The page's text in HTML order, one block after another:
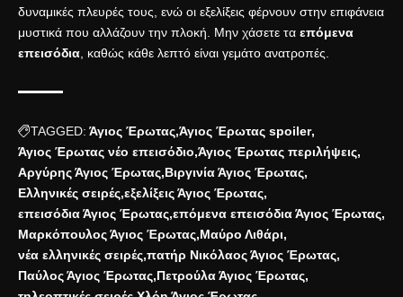
δυναμικές πλευρές τους, ενώ οι εξελίξεις φέρνουν στην επιφάνεια
μυστικά που αλλάζουν την πλοκή. Μην χάσετε τα επόμενα
επεισόδια, καθώς κάθε λεπτό είναι γεμάτο ανατροπές.
TAGGED: Άγιος Έρωτας Άγιος Έρωτας spoiler
Άγιος Έρωτας νέο επεισόδιο Άγιος Έρωτας περιλήψεις
Αργύρης Άγιος Έρωτας Βιργινία Άγιος Έρωτας
Ελληνικές σειρές εξελίξεις Άγιος Έρωτας
επεισόδια Άγιος Έρωτας επόμενα επεισόδια Άγιος Έρωτας
Μαρκόπουλος Άγιος Έρωτας Μαύρο Λιθάρι
νέα ελληνικές σειρές πατήρ Νικόλαος Άγιος Έρωτας
Παύλος Άγιος Έρωτας Πετρούλα Άγιος Έρωτας